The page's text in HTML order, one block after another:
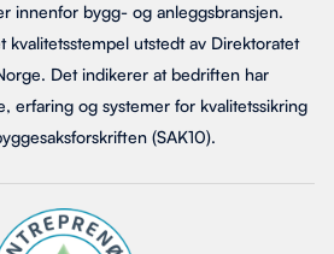
innenfor bygg- og anleggsbransjen.
kvalitetsstempel utstedt av Direktoratet
Det indikerer at bedriften har
erfaring og systemer for kvalitetssikring
(SAK10).